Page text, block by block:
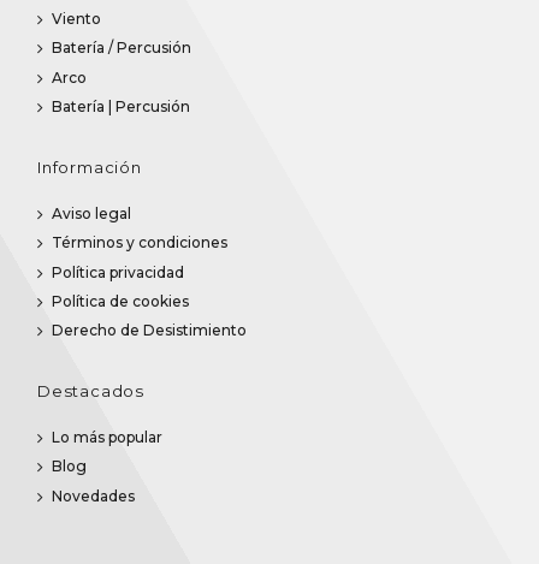
Viento
Batería / Percusión
Arco
Batería | Percusión
Información
Aviso legal
Términos y condiciones
Política privacidad
Política de cookies
Derecho de Desistimiento
Destacados
Lo más popular
Blog
Novedades